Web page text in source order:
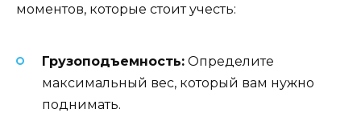
моментов, которые стоит учесть:
Грузоподъемность: Определите
максимальный вес, который вам нужно
поднимать.